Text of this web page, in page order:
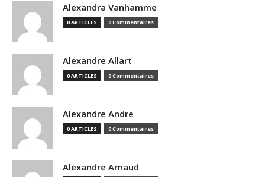
Alexandra Vanhamme
0 ARTICLES 0 Commentaires
Alexandre Allart
0 ARTICLES 0 Commentaires
Alexandre Andre
0 ARTICLES 0 Commentaires
Alexandre Arnaud